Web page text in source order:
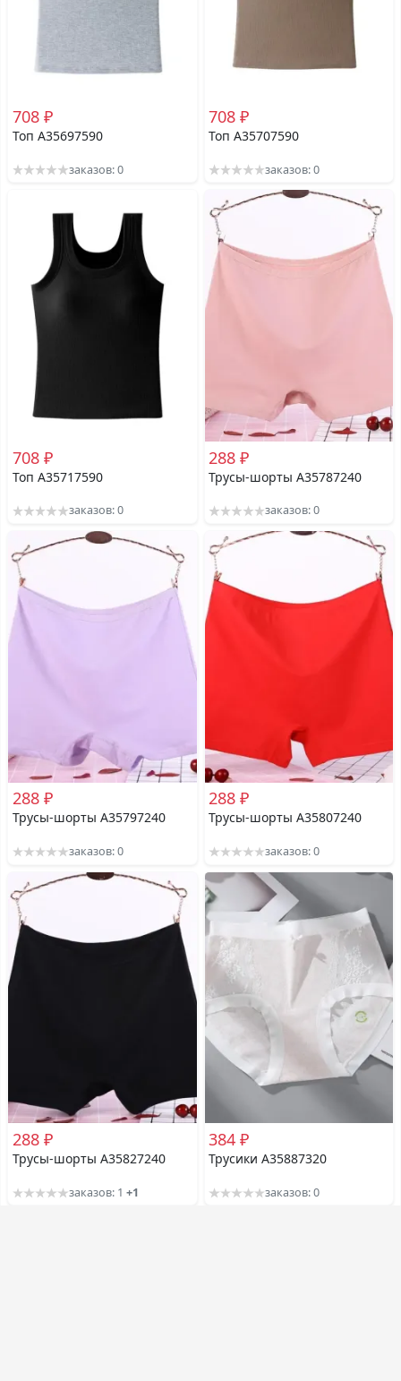
708 ₽
Топ A35697590
заказов: 0
708 ₽
Топ A35707590
заказов: 0
708 ₽
Топ A35717590
заказов: 0
288 ₽
Трусы-шорты A35787240
заказов: 0
288 ₽
Трусы-шорты A35797240
заказов: 0
288 ₽
Трусы-шорты A35807240
заказов: 0
288 ₽
Трусы-шорты A35827240
заказов: 1 +1
384 ₽
Трусики A35887320
заказов: 0